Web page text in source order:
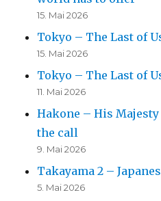
15. Mai 2026
Tokyo – The Last of
15. Mai 2026
Tokyo – The Last of
11. Mai 2026
Hakone – His
the call
9. Mai 2026
Takayama 2 –
5. Mai 2026